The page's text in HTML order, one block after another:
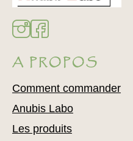
A PROPOS
Comment commander
Anubis Labo
Les produits